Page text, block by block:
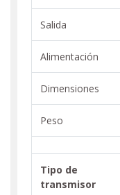
Salida
Alimentación
Dimensiones
Peso
Tipo de
transmisor